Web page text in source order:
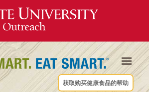
获取购买健康食品的帮助